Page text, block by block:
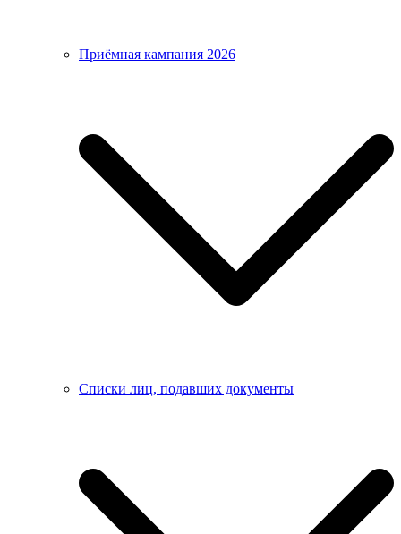
Приёмная кампания 2026
Списки лиц, подавших документы